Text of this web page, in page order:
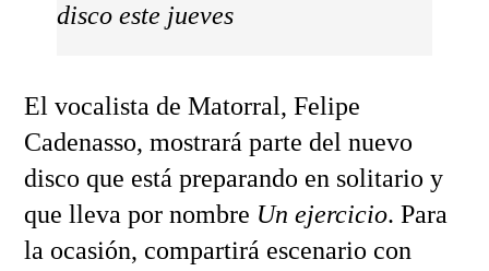
disco este jueves
El vocalista de Matorral, Felipe
Cadenasso, mostrará parte del nuevo
disco que está preparando en solitario y
que lleva por nombre Un ejercicio. Para
la ocasión, compartirá escenario con